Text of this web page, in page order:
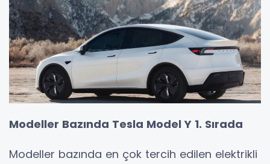
Modeller Bazında Tesla Model Y 1. Sırada
Modeller bazında en çok tercih edilen elektrikli